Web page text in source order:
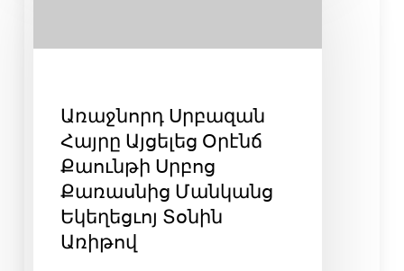
Առաջնորդ Սրբազան
Հայրը Այցելեց Օրէնճ
Քաունթի Սրբոց
Քառասնից Մանկանց
Եկեղեցւոյ Տօնին
Առիթով